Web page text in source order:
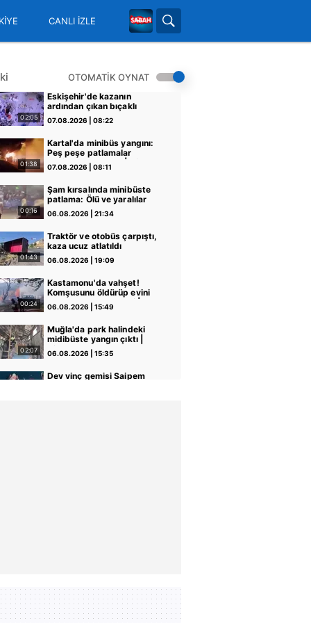
CANLI İZLE
OTOMATİK OYNAT
02:05
Eskişehir'de kazanın
ardından çıkan bıçaklı
kavga kameraya yansıdı: 2
yaralı | Video
07.08.2026 | 08:22
01:38
Kartal'da minibüs yangını:
Peş peşe patlamalar
paniğe neden oldu | Video
07.08.2026 | 08:11
00:16
Şam kırsalında minibüste
patlama: Ölü ve yaralılar
var
06.08.2026 | 21:34
01:43
Traktör ve otobüs çarpıştı,
kaza ucuz atlatıldı
06.08.2026 | 19:09
00:24
Kastamonu'da vahşet!
Komşusunu öldürüp evini
ve aracını ateşe verdi |
Video
06.08.2026 | 15:49
02:07
Muğla'da park halindeki
midibüste yangın çıktı |
Video
06.08.2026 | 15:35
Dev vinç gemisi Saipem
‘Ay Grubu’na dev darbe:
İstanbul’da işyerlerini